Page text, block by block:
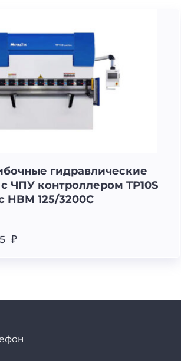
гидравлические
ЧПУ контроллером TP10S
HBM 125/3200C
₽